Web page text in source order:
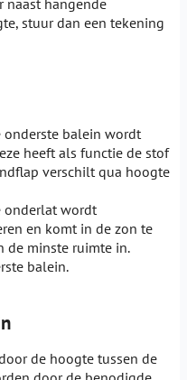
naast hangende
stuur dan een tekening
onderste balein wordt
heeft als functie de stof
verschilt qua hoogte
onderlat wordt
en komt in de zon te
de minste ruimte in.
balein.
de hoogte tussen de